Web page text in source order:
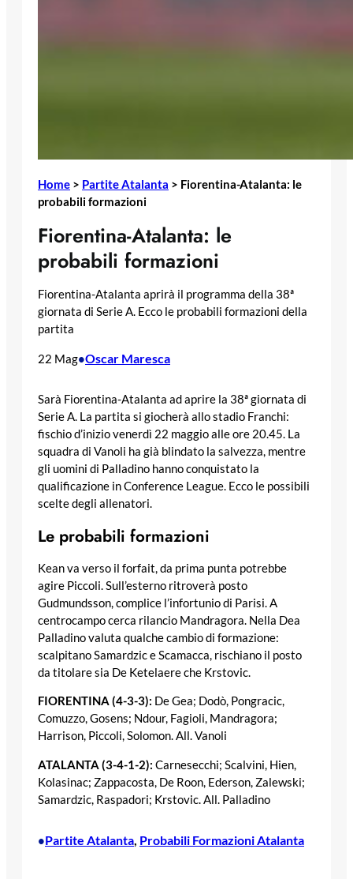
Home > Partite Atalanta > Fiorentina-Atalanta: le
probabili formazioni
Fiorentina-Atalanta: le
probabili formazioni
Fiorentina-Atalanta aprirà il programma della 38ª
giornata di Serie A. Ecco le probabili formazioni della
partita
22 Mag•Oscar Maresca
Sarà Fiorentina-Atalanta ad aprire la 38ª giornata di
Serie A. La partita si giocherà allo stadio Franchi:
fischio d’inizio venerdì 22 maggio alle ore 20.45. La
squadra di Vanoli ha già blindato la salvezza, mentre
gli uomini di Palladino hanno conquistato la
qualificazione in Conference League. Ecco le possibili
scelte degli allenatori.
Le probabili formazioni
Kean va verso il forfait, da prima punta potrebbe
agire Piccoli. Sull’esterno ritroverà posto
Gudmundsson, complice l’infortunio di Parisi. A
centrocampo cerca rilancio Mandragora. Nella Dea
Palladino valuta qualche cambio di formazione:
scalpitano Samardzic e Scamacca, rischiano il posto
da titolare sia De Ketelaere che Krstovic.
FIORENTINA (4-3-3): De Gea; Dodò, Pongracic,
Comuzzo, Gosens; Ndour, Fagioli, Mandragora;
Harrison, Piccoli, Solomon. All. Vanoli
ATALANTA (3-4-1-2): Carnesecchi; Scalvini, Hien,
Kolasinac; Zappacosta, De Roon, Ederson, Zalewski;
Samardzic, Raspadori; Krstovic. All. Palladino
•Partite Atalanta, Probabili Formazioni Atalanta